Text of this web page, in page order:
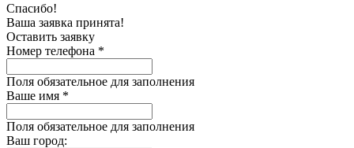
Спасибо!
Ваша заявка принята!
Оставить заявку
Номер телефона *
Поля обязательное для заполнения
Ваше имя *
Поля обязательное для заполнения
Ваш город: